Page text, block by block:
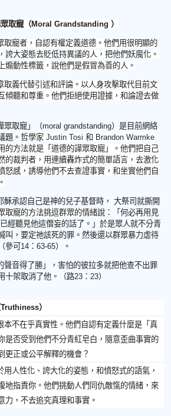
取寵（Moral Grandstanding ）
取寵者，自認有權定義道德。他們用很明顯的
誇大姿態去貶低持異議的人，把他們妖魔化。
煽動性標籤，說他們是假冒為善的人。
取義代替引述和評論。以人身攻擊取代目前文
傾聽和尊重。他們拒絕使用證據，和論證去做
眾取寵」（moral grandstanding）是目前網絡
題。 哲學家 Justin Tosi 和 Brandon Warmke
的方法就是「道德的譁眾取寵」。他們把自己
的裁判者，用連續轟炸式的簡單語言，去激化
怒感，誘導他們不去查證事實，和坐實他們自
穌承認自己是神的兒子基督時， 大祭司就撕開
取寵的方法挑逗群眾的情緒說：「何必再用見
經聽見他這僭妄的話了。」於是眾人就不分青
叫，要定祂該死的罪。然後還以群眾暴力虐待
參可 14 ： 63-65） 。
聲音得了勝」，害怕的彼拉多就把他查不出罪
十架取消了他。（路23 ： 23）
Truthiness）
本不在乎真實性。他們自認有定義什麼是「真
是否受到他們不分青紅皂白，隨意歪曲事實的
更正或公平解釋的機會？
用人性化、誇大化的姿態，和憤怒式的語氣，
地指責你。他們挑動人們同仇敵愾的情緒，來
力，不去追究真理和事實。